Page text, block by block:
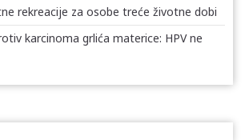
rekreacije za osobe treće životne dobi
karcinoma grlića materice: HPV ne